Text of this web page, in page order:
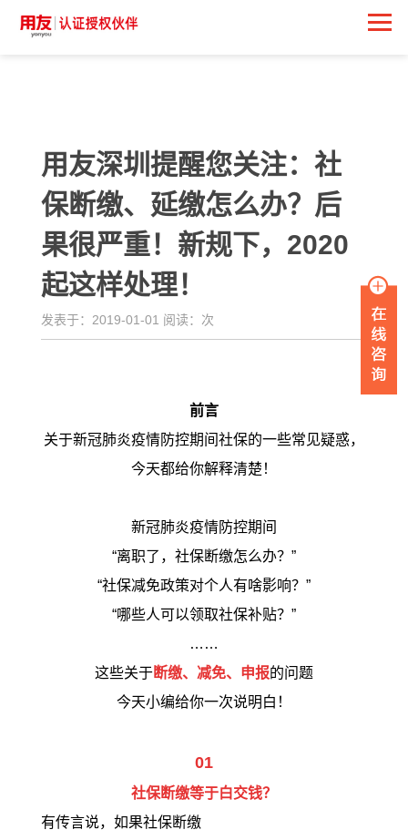
用友深圳提醒您关注：社
保断缴、延缴怎么办？后
果很严重！新规下，2020
起这样处理！
发表于：2019-01-01 阅读： 次
前言
关于新冠肺炎疫情防控期间社保的一些常见疑惑，
今天都给你解释清楚！
新冠肺炎疫情防控期间
“离职了，社保断缴怎么办？”
“社保减免政策对个人有啥影响？”
“哪些人可以领取社保补贴？”
……
这些关于断缴、减免、申报的问题
今天小编给你一次说明白！
01
社保断缴等于白交钱？
有传言说，如果社保断缴